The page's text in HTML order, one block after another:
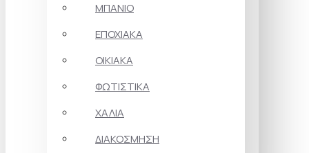
ΜΠΑΝΙΟ
ΕΠΟΧΙΑΚΑ
ΟΙΚΙΑΚΑ
ΦΩΤΙΣΤΙΚΑ
ΧΑΛΙΑ
ΔΙΑΚΟΣΜΗΣΗ